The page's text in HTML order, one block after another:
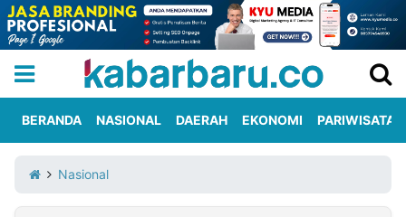
Iklan
Berita
Kami
BERANDA NASIONAL DAERAH EKONOMI PARIWISATA
Nasional